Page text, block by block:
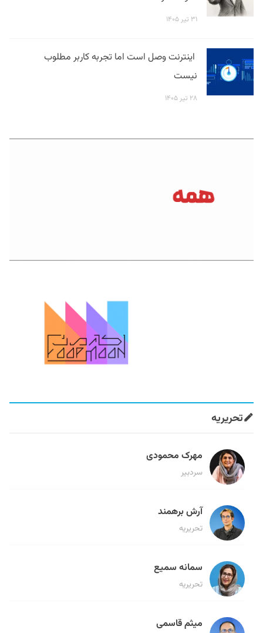
۳۱ تیر ۱۴۰۵
اینترنت وصل است اما تجربه کاربر مطلوب
نیست
۲۸ تیر ۱۴۰۵
تحریریه
مهرک محمودی
سردبیر
آرش برهمند
تحریریه
سمانه سمیع
تحریریه
میثم قاسمی